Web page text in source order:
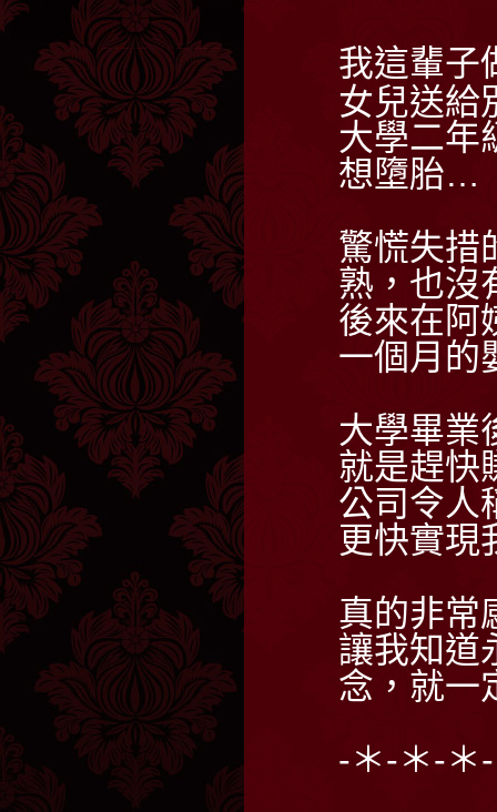
我這輩子
女兒送給
大學二年
想墮胎…
驚慌失措
熟，也沒
後來在阿
一個月的
大學畢業
就是趕快
公司令人
更快實現
真的非常
讓我知道
念，就一
-＊-＊-＊